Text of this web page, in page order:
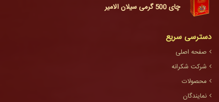
چای 500 گرمی سیلان الامیر
دسترسی سریع
صفحه اصلی
شرکت شکرانه
محصولات
نمایندگان